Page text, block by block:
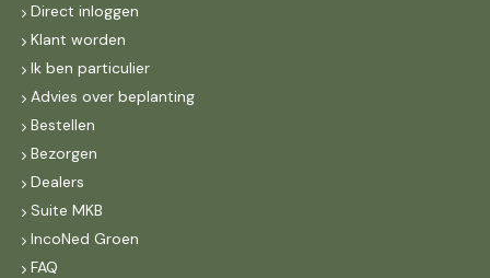
Direct inloggen
Klant worden
Ik ben particulier
Advies over beplanting
Bestellen
Bezorgen
Dealers
Suite MKB
IncoNed Groen
FAQ